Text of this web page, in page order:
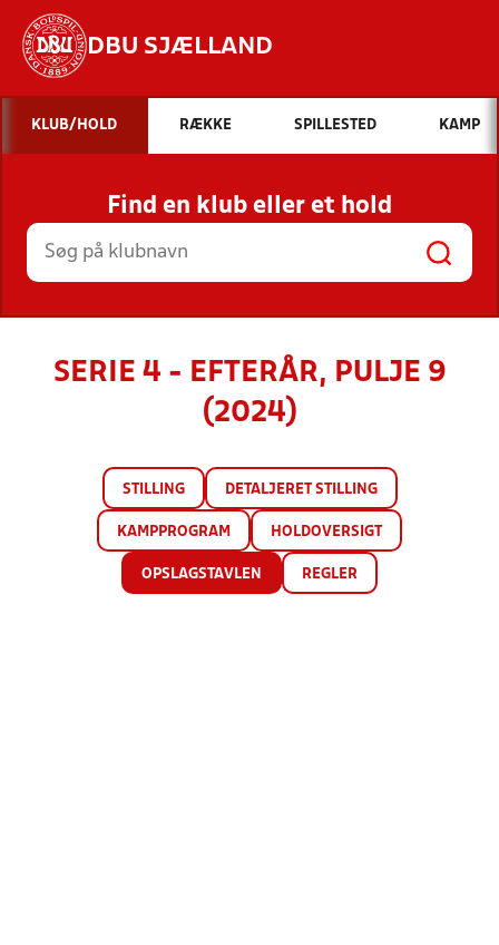
DBU SJÆLLAND
Hvad vil du søge efter?
INDHOLD OG NYHEDER
STILLINGER, RESULTATER, KLUBBER OG
HOLD
KLUB/HOLD RÆKKE SPILLESTED KAMP
Find en klub eller et hold
SERIE 4 - EFTERÅR, PULJE 9
(2024)
STILLING DETALJERET STILLING
KAMPPROGRAM HOLDOVERSIGT
OPSLAGSTAVLEN REGLER